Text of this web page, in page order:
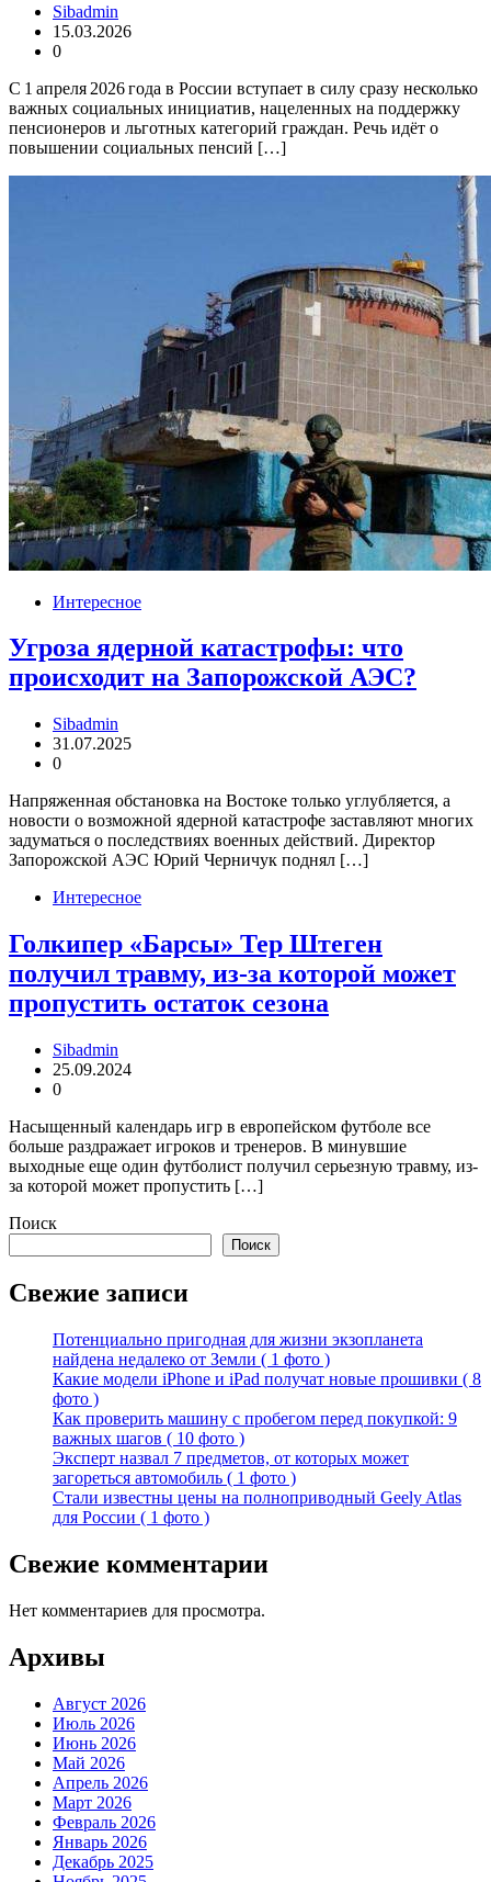
Sibadmin
15.03.2026
0
С 1 апреля 2026 года в России вступает в силу сразу несколько
важных социальных инициатив, нацеленных на поддержку
пенсионеров и льготных категорий граждан. Речь идёт о
повышении социальных пенсий […]
Интересное
Угроза ядерной катастрофы: что
происходит на Запорожской АЭС?
Sibadmin
31.07.2025
0
Напряженная обстановка на Востоке только углубляется, а
новости о возможной ядерной катастрофе заставляют многих
задуматься о последствиях военных действий. Директор
Запорожской АЭС Юрий Черничук поднял […]
Интересное
Голкипер «Барсы» Тер Штеген
получил травму, из-за которой может
пропустить остаток сезона
Sibadmin
25.09.2024
0
Насыщенный календарь игр в европейском футболе все
больше раздражает игроков и тренеров. В минувшие
выходные еще один футболист получил серьезную травму, из-
за которой может пропустить […]
Поиск
Поиск
Свежие записи
Потенциально пригодная для жизни экзопланета
найдена недалеко от Земли ( 1 фото )
Какие модели iPhone и iPad получат новые прошивки ( 8
фото )
Как проверить машину с пробегом перед покупкой: 9
важных шагов ( 10 фото )
Эксперт назвал 7 предметов, от которых может
загореться автомобиль ( 1 фото )
Стали известны цены на полноприводный Geely Atlas
для России ( 1 фото )
Свежие комментарии
Нет комментариев для просмотра.
Архивы
Август 2026
Июль 2026
Июнь 2026
Май 2026
Апрель 2026
Март 2026
Февраль 2026
Январь 2026
Декабрь 2025